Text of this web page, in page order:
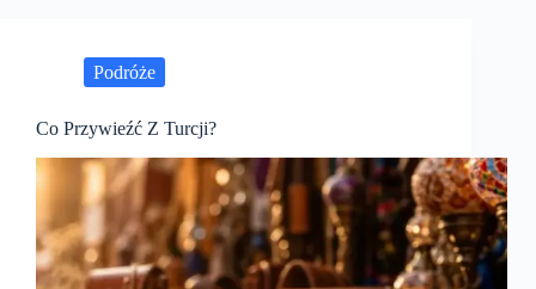
Podróże
Co Przywieźć Z Turcji?